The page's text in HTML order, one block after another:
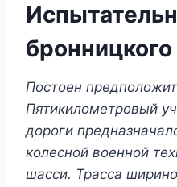
Постоен
Пятикилометровый
дороги
колесной военной
шасси. Трасса